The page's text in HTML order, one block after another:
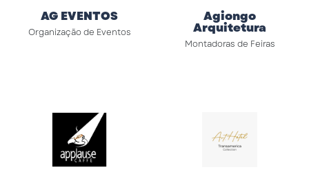
AG EVENTOS
Organização de Eventos
Agiongo
Arquitetura
Montadoras de Feiras